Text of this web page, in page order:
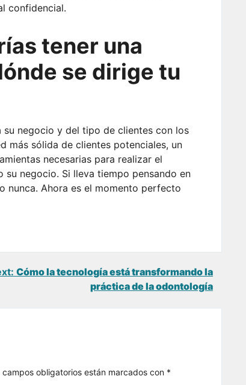
confidencial.
tener una
se dirige tu
negocio y del tipo de clientes con los
más sólida de clientes potenciales, un
necesarias para realizar el
negocio. Si lleva tiempo pensando en
nunca. Ahora es el momento perfecto
Cómo la tecnología está transformando la
práctica de la odontología
campos obligatorios están marcados con *